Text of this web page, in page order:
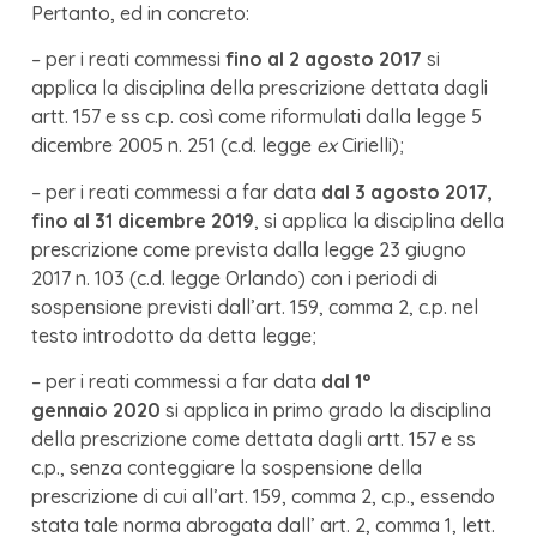
Pertanto, ed in concreto:
– per i reati commessi fino al 2 agosto 2017 si
applica la disciplina della prescrizione dettata dagli
artt. 157 e ss c.p. così come riformulati dalla legge 5
dicembre 2005 n. 251 (c.d. legge exCirielli);
– per i reati commessi a far data dal 3 agosto 2017,
fino al 31 dicembre 2019, si applica la disciplina della
prescrizione come prevista dalla legge 23 giugno
2017 n. 103 (c.d. legge Orlando) con i periodi di
sospensione previsti dall’art. 159, comma 2, c.p. nel
testo introdotto da detta legge;
– per i reati commessi a far data dal 1°
gennaio 2020 si applica in primo grado la disciplina
della prescrizione come dettata dagli artt. 157 e ss
c.p., senza conteggiare la sospensione della
prescrizione di cui all’art. 159, comma 2, c.p., essendo
stata tale norma abrogata dall’ art. 2, comma 1, lett.